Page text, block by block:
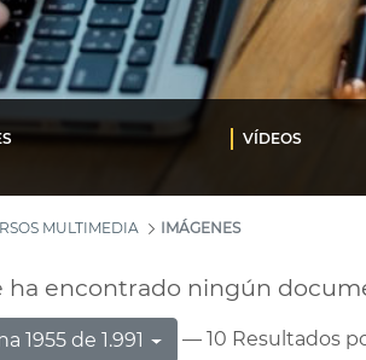
VÍDEOS
MULTIMEDIA IMÁGENES
ha encontrado ningún
1955 de 1.991 — 10 Resultados